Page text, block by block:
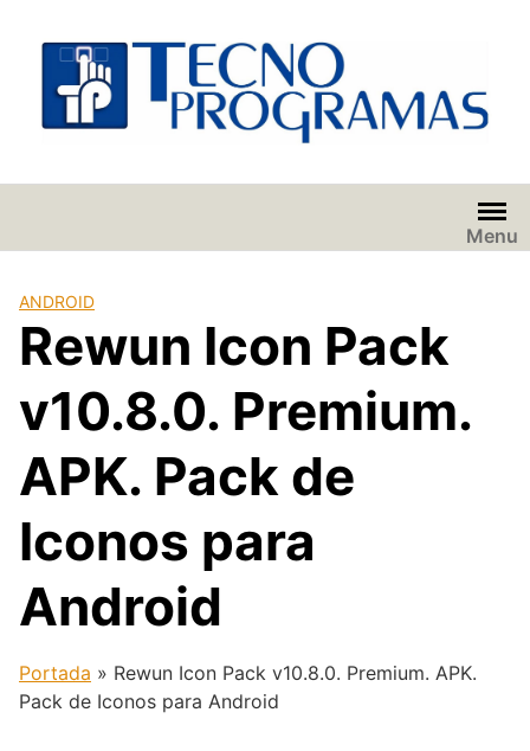
contenido
Menu
ANDROID
Rewun Icon Pack
v10.8.0. Premium.
APK. Pack de
Iconos para
Android
Portada » Rewun Icon Pack v10.8.0. Premium. APK.
Pack de Iconos para Android